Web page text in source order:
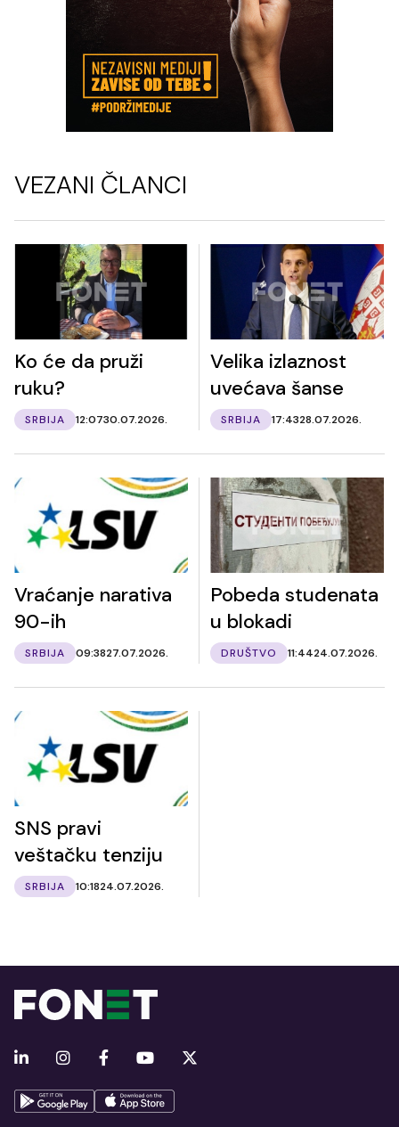
VEZANI ČLANCI
Ko će da pruži
ruku?
SRBIJA 12:0730.07.2026.
Velika izlaznost
uvećava šanse
SRBIJA 17:4328.07.2026.
Vraćanje narativa
90-ih
SRBIJA 09:3827.07.2026.
Pobeda studenata
u blokadi
DRUŠTVO 11:4424.07.2026.
SNS pravi
veštačku tenziju
SRBIJA 10:1824.07.2026.